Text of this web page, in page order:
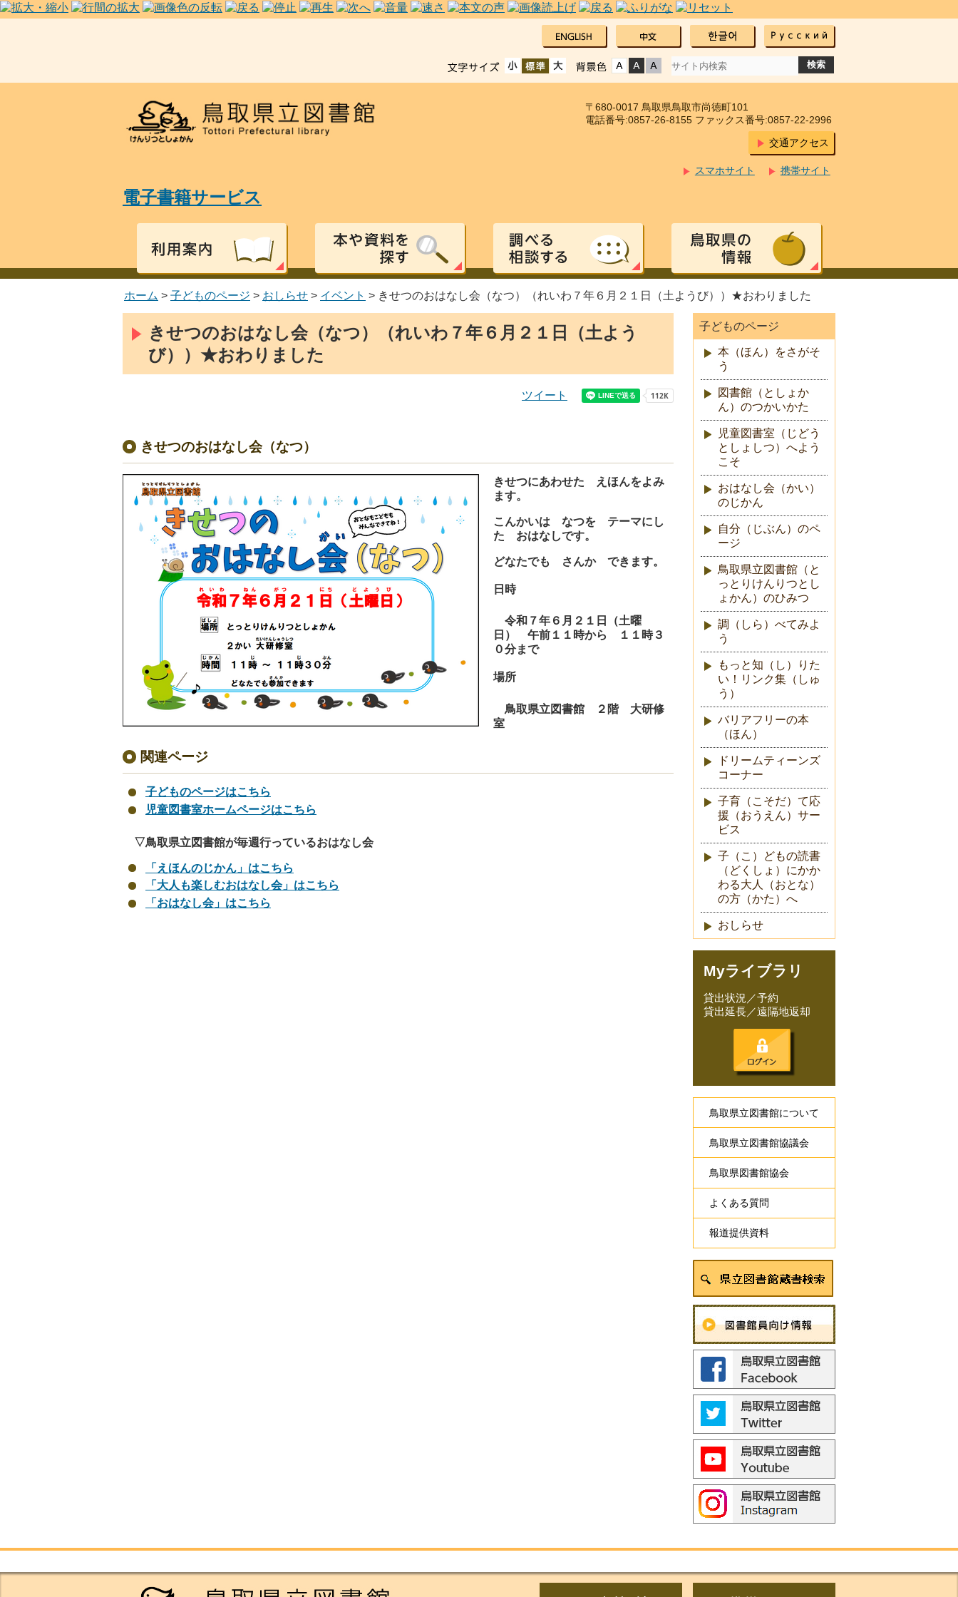
〒680-0017 鳥取県鳥取市尚徳町101
電話番号:0857-26-8155 ファックス番号:0857-22-2996
交通アクセス
携帯サイト
スマホサイト
電子書籍サービス
ホーム > 子どものページ > おしらせ > イベント > きせつのおはなし会（なつ）（れいわ７年６月２１日（土ようび））★おわりました
きせつのおはなし会（なつ）（れいわ７年６月２１日（土よう
び））★おわりました
ツイート
きせつのおはなし会（なつ）
きせつにあわせた えほんをよみ
ます。
こんかいは なつを テーマにし
た おはなしです。
どなたでも さんか できます。
日時
令和７年６月２１日（土曜
日） 午前１１時から １１時３
０分まで
場所
鳥取県立図書館 ２階 大研修
室
関連ページ
子どものページはこちら
児童図書室ホームページはこちら
▽鳥取県立図書館が毎週行っているおはなし会
「えほんのじかん」はこちら
「大人も楽しむおはなし会」はこちら
「おはなし会」はこちら
子どものページ
本（ほん）をさがそ
う
図書館（としょか
ん）のつかいかた
児童図書室（じどう
としょしつ）へよう
こそ
おはなし会（かい）
のじかん
自分（じぶん）のペ
ージ
鳥取県立図書館（と
っとりけんりつとし
ょかん）のひみつ
調（しら）べてみよ
う
もっと知（し）りた
い！リンク集（しゅ
う）
バリアフリーの本
（ほん）
ドリームティーンズ
コーナー
子育（こそだ）て応
援（おうえん）サー
ビス
子（こ）どもの読書
（どくしょ）にかか
わる大人（おとな）
の方（かた）へ
おしらせ
Myライブラリ
貸出状況／予約
貸出延長／遠隔地返却
鳥取県立図書館について
鳥取県立図書館協議会
鳥取県図書館協会
よくある質問
報道提供資料